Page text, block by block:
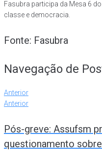
Fasubra participa da Mesa 6
classe e democracia.
Fonte: Fasubra
Navegação de
Anterior
Anterior
Pós-greve: Assufsm
questionamento